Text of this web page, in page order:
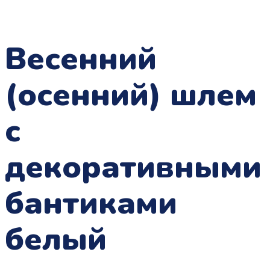
Весенний
(осенний) шлем
с
декоративными
бантиками
белый